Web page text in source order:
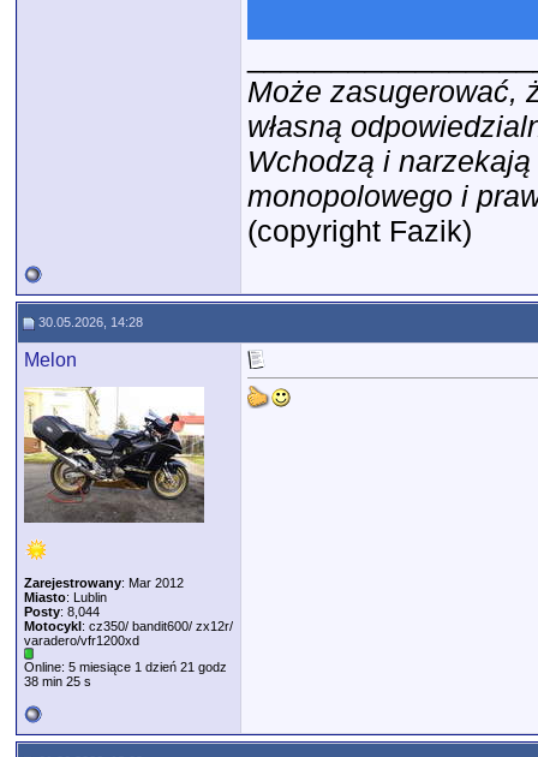
Może zasugerować,
własną
Wchodzą i
monopolowego i
(copyright Fazik)
30.05.2026, 14:28
Melon
Zarejestrowany: Mar 2012
Miasto: Lublin
Posty: 8,044
Motocykl: cz350/ bandit600/ zx12r/
varadero/vfr1200xd
Online: 5 miesiące 1 dzień 21 godz
38 min 25 s